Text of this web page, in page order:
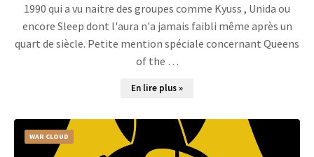
1990 qui a vu naitre des groupes comme Kyuss , Unida ou
encore Sleep dont l'aura n'a jamais faibli même après un
quart de siècle. Petite mention spéciale concernant Queens
of the …
En lire plus »
WAR CLOUD